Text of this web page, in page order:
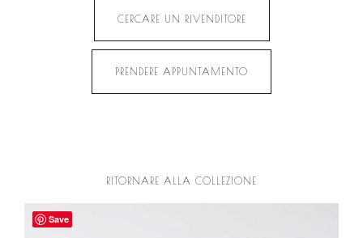
CERCARE UN RIVENDITORE
PRENDERE APPUNTAMENTO
RITORNARE ALLA COLLEZIONE
Save